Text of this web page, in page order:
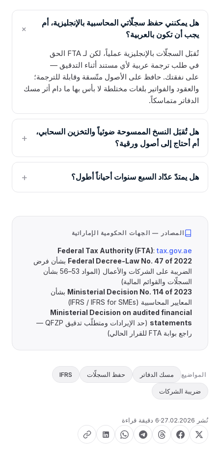
هل يمكنني حفظ سجلّاتي المحاسبية بالإنجليزية، أم
يجب أن تكون بالعربية؟
تُقبَل السجلّات بالإنجليزية عملياً، لكن لـ FTA الحق
في طلب ترجمة عربية لأي مستند أثناء التدقيق —
على نفقتك. حافظ على الأصول متّسقة وقابلة للترجمة؛
والعقود والفواتير بلغات مختلطة لا بأس بها ما دام أثر مسك
الدفاتر متماسكاً.
هل تُقبَل النسخ الممسوحة ضوئياً والتخزين السحابي،
أم أحتاج إلى أصول ورقية؟
هل يمتدّ عدّاد السبع سنوات أحياناً أطول؟
المصادر — الجهات الحكومية الإماراتية
Federal Tax Authority (FTA): tax.gov.ae
Federal Decree-Law No. 47 of 2022 بشأن فرض
الضريبة على الشركات والأعمال (المواد 53–56 بشأن
السجلّات والقوائم المالية)
Ministerial Decision No. 114 of 2023 بشأن
المعايير المحاسبية (IFRS / IFRS for SMEs)
Ministerial Decision on audited financial
statements
(حد الإيرادات ومتطلّب تدقيق QFZP —
راجع بوابة FTA للقرار الحالي)
المواضيع مسك الدفاتر حفظ السجلّات IFRS
ضريبة الشركات
نُشر 27.02.2026 6 دقيقة قراءة